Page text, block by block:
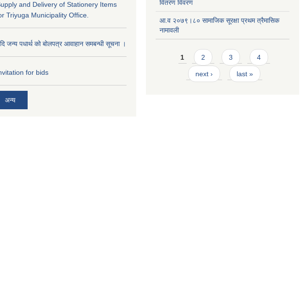
and Delivery of Stationery Items
Triyuga Municipality Office.
जन्य पधार्थ को बोलपत्र आवाहान समबन्धी सूचना ।
for bids
अन्य
वितरण विवरण
आ.व २०७९।८० सामाजिक सूरक्षा प्रथम त्रैमासिक
नामावली
Pages
1 2 3 4
next › last »